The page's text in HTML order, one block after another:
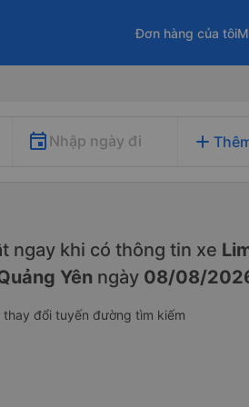
Đơn hàng của tôi
Nhập ngày đi add
ngay khi có thông tin xe
Yên ngày 08/08/
thay đổi tuyến đường tìm kiếm